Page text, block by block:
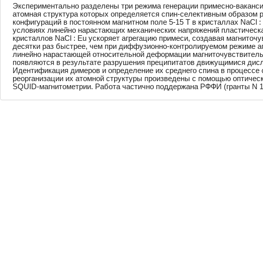
Экспериментально разделены три режима генерации примесно-
атомная структура которых определяется спин-селективным образом
конфигураций в постоянном магнитном поле 5-15 T в кристаллах NaCl
условиях линейно нарастающих механических напряжений
кристаллов NaCl : Eu ускоряет агрегацию примеси, создавая
десятки раз быстрее, чем при диффузионно-контролируемом режиме
линейно нарастающей относительной деформации
появляются в результате разрушения преципитатов движущимися
Идентификация димеров и определение их среднего спина в процессе
реорганизации их атомной структуры произведены с помощью
SQUID-магнитометрии. Работа частично поддержана РФФИ (гранты N